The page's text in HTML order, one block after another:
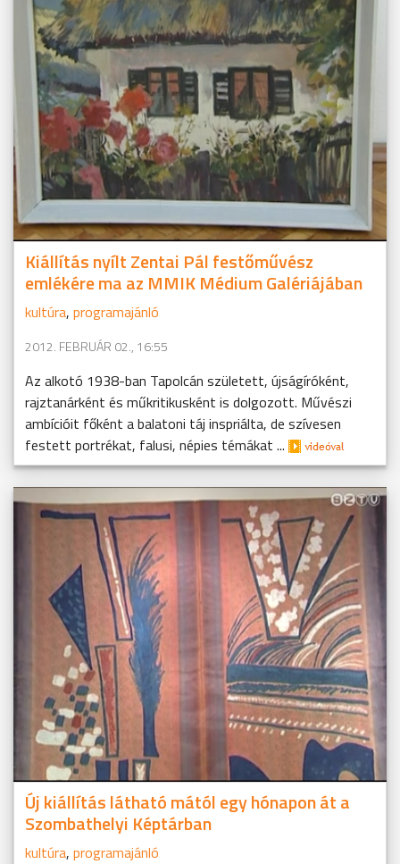
Kiállítás nyílt Zentai Pál festőművész
emlékére ma az MMIK Médium Galériájában
kultúra, programajánló
2012. FEBRUÁR 02., 16:55
Az alkotó 1938-ban Tapolcán született, újságíróként,
rajztanárként és műkritikusként is dolgozott. Művészi
ambícióit főként a balatoni táj inspriálta, de szívesen
festett portrékat, falusi, népies témákat ...
Új kiállítás látható mától egy hónapon át a
Szombathelyi Képtárban
kultúra, programajánló